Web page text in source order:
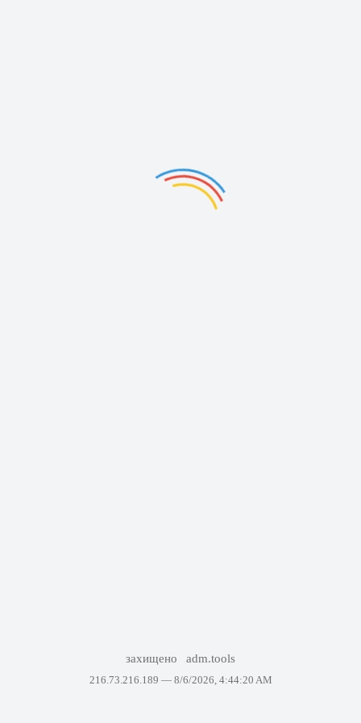
захищено adm.tools
216.73.216.189 — 8/6/2026, 4:44:20 AM